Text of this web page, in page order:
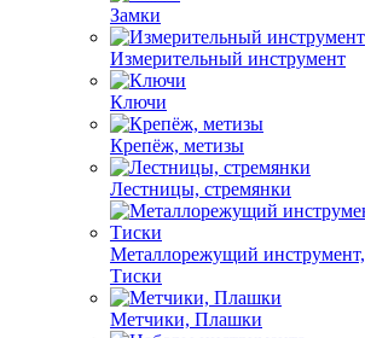
Замки
Измерительный инструмент
Ключи
Крепёж, метизы
Лестницы, стремянки
Металлорежущий инструмент,
Тиски
Метчики, Плашки